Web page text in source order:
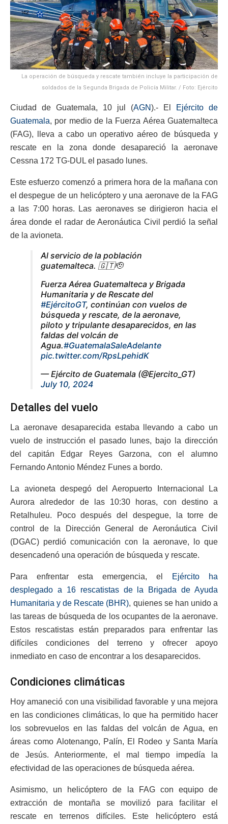
La operación de búsqueda y rescate también incluye la participación de
soldados de la Segunda Brigada de Policía Militar. / Foto: Ejército
Ciudad de Guatemala, 10 jul (AGN).- El
Ejército de
Guatemala, por medio de la Fuerza Aérea Guatemalteca
(FAG), lleva a cabo un operativo aéreo de búsqueda y
rescate en la zona donde desapareció la aeronave
Cessna 172 TG-DUL el pasado lunes.
Este esfuerzo comenzó a primera hora de la mañana con
el despegue de un helicóptero y una aeronave de la FAG
a las 7:00 horas. Las aeronaves se dirigieron hacia el
área donde el radar de Aeronáutica Civil perdió la señal
de la avioneta.
Al servicio de la población
guatemalteca. 🇬🇹🫡
Fuerza Aérea Guatemalteca y Brigada
Humanitaria y de Rescate del
#EjércitoGT, continúan con vuelos de
búsqueda y rescate, de la aeronave,
piloto y tripulante desaparecidos, en las
faldas del volcán de
Agua.#GuatemalaSaleAdelante
pic.twitter.com/RpsLpehidK
— Ejército de Guatemala (@Ejercito_GT)
July 10, 2024
Detalles del vuelo
La aeronave desaparecida estaba llevando a cabo un
vuelo de instrucción el pasado lunes, bajo la dirección
del capitán Edgar Reyes Garzona, con el alumno
Fernando Antonio Méndez Funes a bordo.
La avioneta despegó del Aeropuerto Internacional La
Aurora alrededor de las 10:30 horas, con destino a
Retalhuleu. Poco después del despegue, la torre de
control de la Dirección General de Aeronáutica Civil
(DGAC) perdió comunicación con la aeronave, lo que
desencadenó una operación de búsqueda y rescate.
Para enfrentar esta emergencia, el
Ejército ha
desplegado a 16 rescatistas de la Brigada de Ayuda
Humanitaria y de Rescate (BHR), quienes se han unido a
las tareas de búsqueda de los ocupantes de la aeronave.
Estos rescatistas están preparados para enfrentar las
difíciles condiciones del terreno y ofrecer apoyo
inmediato en caso de encontrar a los desaparecidos.
Condiciones climáticas
Hoy amaneció con una visibilidad favorable y una mejora
en las condiciones climáticas, lo que ha permitido hacer
los sobrevuelos en las faldas del volcán de Agua, en
áreas como Alotenango, Palín, El Rodeo y Santa María
de Jesús. Anteriormente, el mal tiempo impedía la
efectividad de las operaciones de búsqueda aérea.
Asimismo, un helicóptero de la FAG con equipo de
extracción de montaña se movilizó para facilitar el
rescate en terrenos difíciles. Este helicóptero está